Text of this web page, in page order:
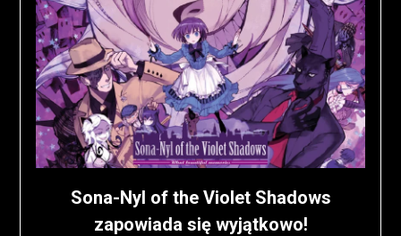
Sona-Nyl of the Violet Shadows
zapowiada się wyjątkowo!